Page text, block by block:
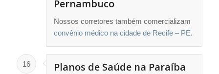
Pernambuco
Nossos corretores também comercializam
convênio médico na cidade de Recife – PE.
16 Planos de Saúde na Paraíba